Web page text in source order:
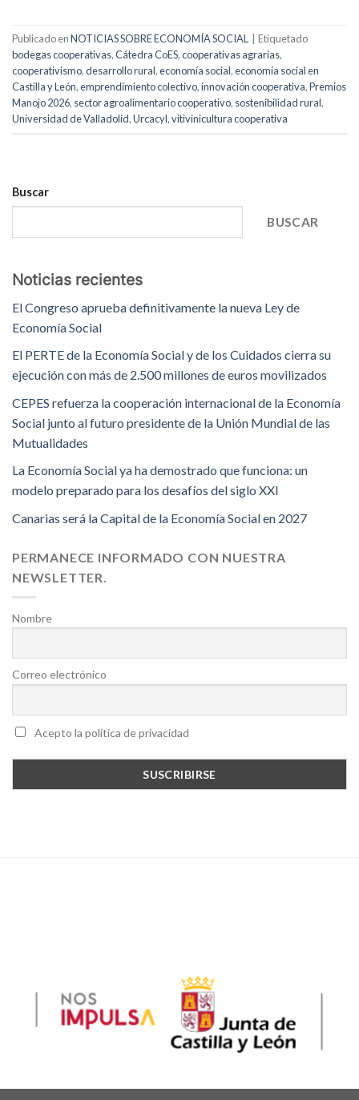
Publicado enNOTICIAS SOBRE ECONOMÍA SOCIAL
Etiquetado
bodegas cooperativas,Cátedra CoES,cooperativas agrarias,
cooperativismo,desarrollo rural,economía social,economía social en
Castilla y León,emprendimiento colectivo,innovación cooperativa,Premios
Manojo 2026, sector agroalimentario cooperativo, sostenibilidad rural,
Universidad de Valladolid,Urcacyl,vitivinicultura cooperativa
Buscar
BUSCAR
Noticias recientes
El Congreso aprueba definitivamente la nueva Ley de
Economía Social
El PERTE de la Economía Social y de los Cuidados cierra su
ejecución con más de 2.500 millones de euros movilizados
CEPES refuerza la cooperación internacional de la Economía
Social junto al futuro presidente de la Unión Mundial de las
Mutualidades
La Economía Social ya ha demostrado que funciona: un
modelo preparado para los desafíos del siglo XXI
Canarias será la Capital de la Economía Social en 2027
PERMANECE INFORMADO CON NUESTRA
NEWSLETTER.
Nombre
Correo electrónico
Acepto la política de privacidad